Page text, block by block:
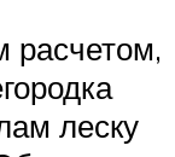
расчетом,
леску